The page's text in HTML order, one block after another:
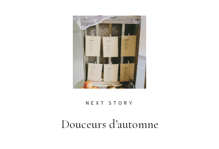
NEXT STORY
Douceurs d’automne